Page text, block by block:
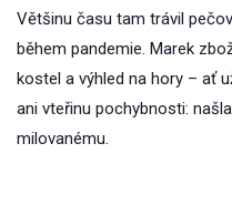
Většinu času tam trávil
během pandemie. Marek
kostel a výhled na hory – ať
ani vteřinu pochybnosti:
milovanému.